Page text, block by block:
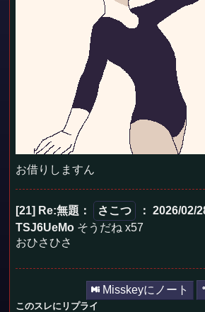
お借りしますん
[21] Re:無題 ： さこつ ： 2026/02/
TSJ6UeMo そうだね x57
おひさひさ
Misskeyにノート
このスレにリプライ